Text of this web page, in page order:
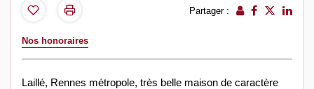
Partager :
Nos honoraires
Laillé, Rennes métropole, très belle maison de caractère